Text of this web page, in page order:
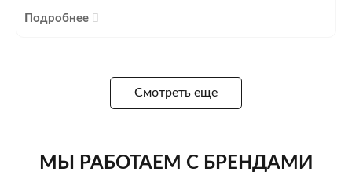
Подробнее
Смотреть еще
МЫ РАБОТАЕМ С БРЕНДАМИ